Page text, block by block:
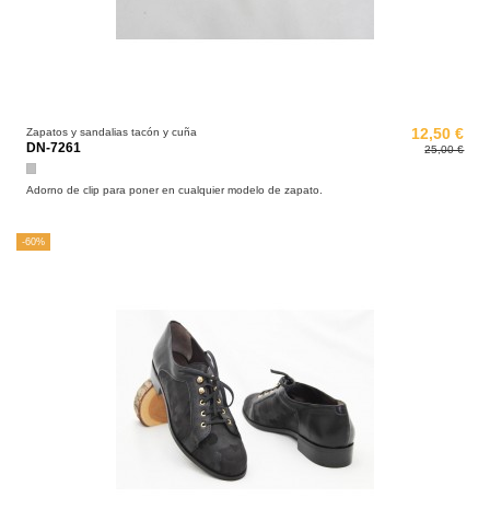
Zapatos y sandalias tacón y cuña
DN-7261
Plata
12,50 €
25,00 €
Adorno de clip para poner en cualquier modelo de zapato.
-60%